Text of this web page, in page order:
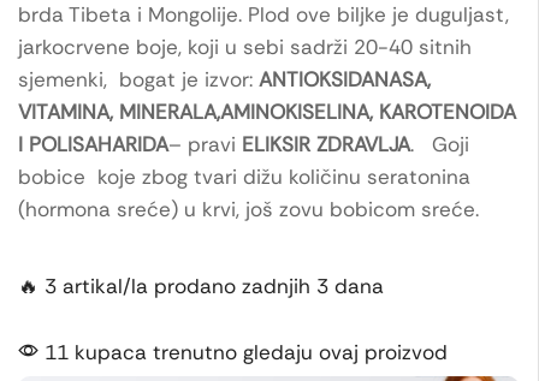
brda Tibeta i Mongolije. Plod ove biljke je duguljast,
jarkocrvene boje, koji u sebi sadrži 20-40 sitnih
sjemenki, bogat je izvor: ANTIOKSIDANASA,
VITAMINA, MINERALA,AMINOKISELINA, KAROTENOIDA
I POLISAHARIDA– pravi ELIKSIR ZDRAVLJA. Goji
bobice koje zbog tvari dižu količinu seratonina
(hormona sreće) u krvi, još zovu bobicom sreće.
🔥 3 artikal/la prodano zadnjih 3 dana
11 kupaca trenutno gledaju ovaj proizvod